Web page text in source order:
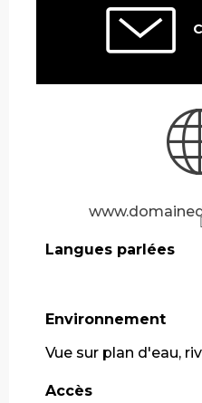
Langues parlées
Langues parlées
Environnement
Environnement
Vue sur plan d'eau,
Accès
Accès